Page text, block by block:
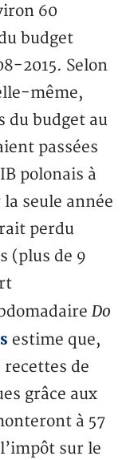
60
budget
2015. Selon
même,
du budget au
passées
polonais à
la seule année
perdu
(plus de 9
Do
estime que,
recettes de
grâce aux
à 57
sur le